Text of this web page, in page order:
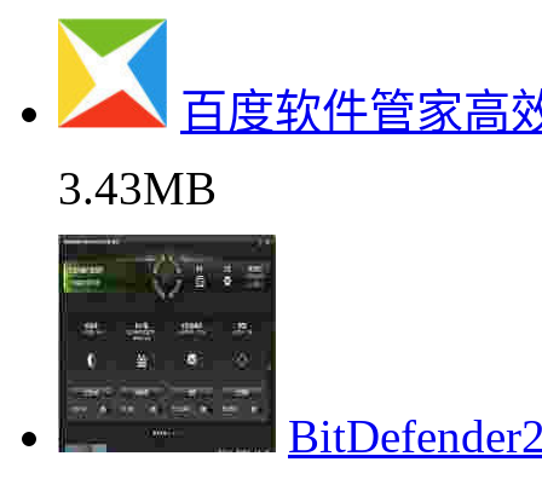
百度软件管家高
3.43MB